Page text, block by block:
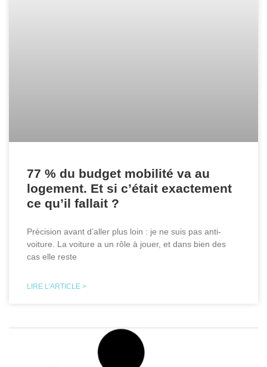
77 % du budget mobilité va au
logement. Et si c’était exactement
ce qu’il fallait ?
Précision avant d’aller plus loin : je ne suis pas anti-
voiture. La voiture a un rôle à jouer, et dans bien des
cas elle reste
LIRE L'ARTICLE >